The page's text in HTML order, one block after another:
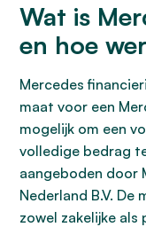
Wat is
en hoe
Mercedes
maat voor een
mogelijk om een
volledige bedrag
aangeboden door
Nederland B.V. De
zowel zakelijke